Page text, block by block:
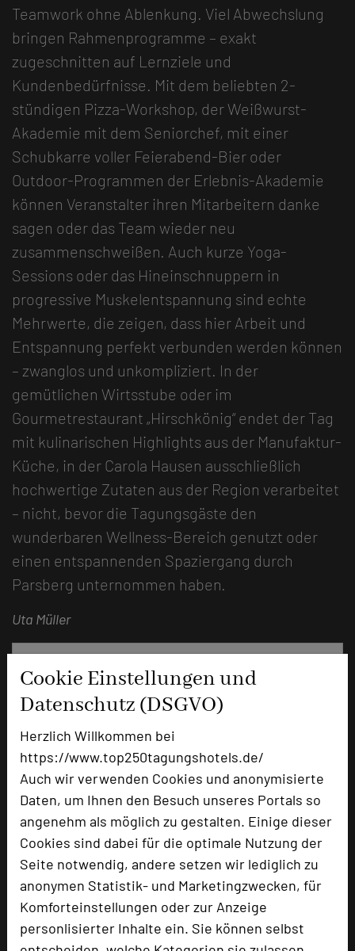
Cookie Einstellungen und
Datenschutz (DSGVO)
Herzlich Willkommen bei
https://www.top250tagungshotels.de/
Auch wir verwenden Cookies und anonymisierte
Daten, um Ihnen den Besuch unseres Portals so
angenehm als möglich zu gestalten. Einige dieser
Cookies sind dabei für die optimale Nutzung der
Seite notwendig, andere setzen wir lediglich zu
anonymen Statistik- und Marketingzwecken, für
Komforteinstellungen oder zur Anzeige
personlisierter Inhalte ein. Sie können selbst
Teamwork ohne Ablenkung. Viel Abwechslung
bringen Rahmenprogramme – exakt
zugeschnitten auf Lernziele und
Kundenbedürfnisse. Mit dem beliebten 2-
stündigen Pizza-Workshop, der Weißwurst-
Akademie mit dem Seniorchef, mit einer
Schubkarre voller Feierabend-Bier oder
Outdoor-Programmen der Erlebnis-Akademie
können Veranstalter ihren Mitarbeitern danke
sagen oder das Team wieder neu
zusammenschweißen. Auch kurze Yoga-
Sessions oder das Hineinschnuppern in
progressive Muskelentspannung sind echte
Mehrwerte, die zeigen, dass hier Arbeit und
Entspannung perfekt verbunden werden können
– zwanglos und unkompliziert. In der
gemütlichen Wirtsstube oder im
Gourmetrestaurant „Hirschkönig“ endet der Tag
mit kulinarischen Highlights aus der Manufaktur-
Küche, in der Carola Hausen ausschließlich
hochwertige Zutaten aus der Region verarbeitet
– nicht, bevor die Tagungsgäste den
wunderbaren Wellness-Bereich genutzt oder
einen entspannenden Spaziergang durch
Parsberg unternommen haben.
Uta Müller
Romantik Hotel Hirschen
Marktstraße 1 a
92331 Parsberg
phone +49 9492 6060
mail
Email